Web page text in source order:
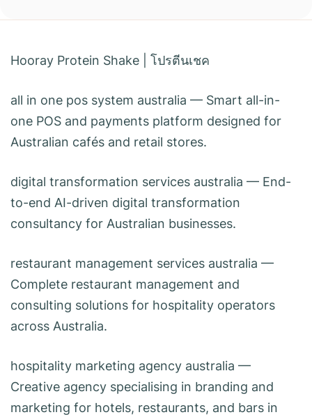
Hooray Protein Shake โปรตีนเชค
all in one pos system australia — Smart all-in-
one POS and payments platform designed for
Australian cafés and retail stores.
digital transformation services australia — End-
to-end AI-driven digital transformation
consultancy for Australian businesses.
restaurant management services australia —
Complete restaurant management and
consulting solutions for hospitality operators
across Australia.
hospitality marketing agency australia —
Creative agency specialising in branding and
marketing for hotels, restaurants, and bars in